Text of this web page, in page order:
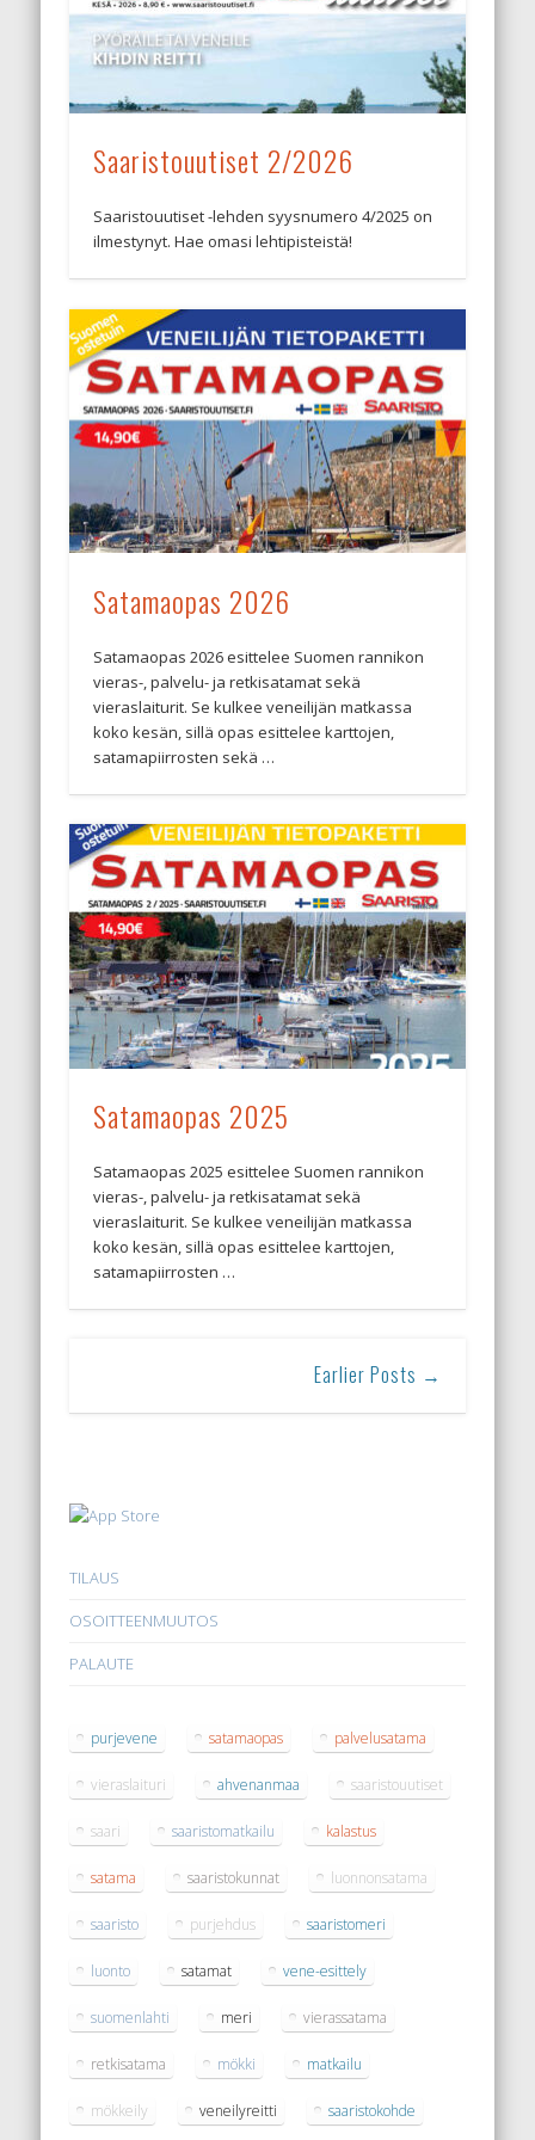
Saaristouutiset 2/2026
Saaristouutiset -lehden syysnumero 4/2025 on
ilmestynyt. Hae omasi lehtipisteistä!
Satamaopas 2026
Satamaopas 2026 esittelee Suomen rannikon
vieras-, palvelu- ja retkisatamat sekä
vieraslaiturit. Se kulkee veneilijän matkassa
koko kesän, sillä opas esittelee karttojen,
satamapiirrosten sekä …
Satamaopas 2025
Satamaopas 2025 esittelee Suomen rannikon
vieras-, palvelu- ja retkisatamat sekä
vieraslaiturit. Se kulkee veneilijän matkassa
koko kesän, sillä opas esittelee karttojen,
satamapiirrosten …
Earlier Posts →
TILAUS
OSOITTEENMUUTOS
PALAUTE
purjevene satamaopas palvelusatama
vieraslaituri ahvenanmaa saaristouutiset
saari saaristomatkailu kalastus
satama saaristokunnat luonnonsatama
saaristo purjehdus saaristomeri
luonto satamat vene-esittely
suomenlahti meri vierassatama
retkisatama mökki matkailu
mökkeily veneilyreitti saaristokohde